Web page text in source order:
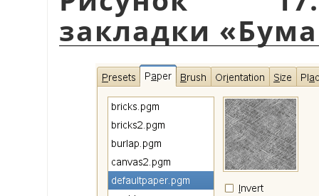
закладки «